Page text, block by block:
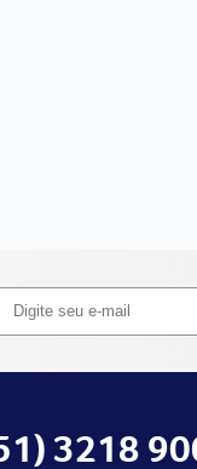
3218